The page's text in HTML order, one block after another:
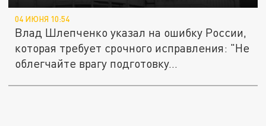
04 ИЮНЯ 10:54
Влад Шлепченко указал на ошибку России,
которая требует срочного исправления: "Не
облегчайте врагу подготовку...